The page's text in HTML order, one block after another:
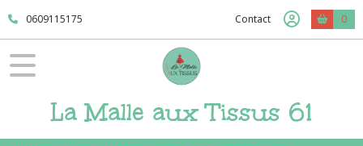
0609115175 Contact 0
La Malle aux Tissus 61